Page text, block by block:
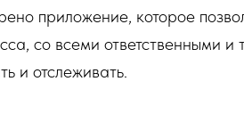
приложение, которое
со всеми ответственными и
и отслеживать.